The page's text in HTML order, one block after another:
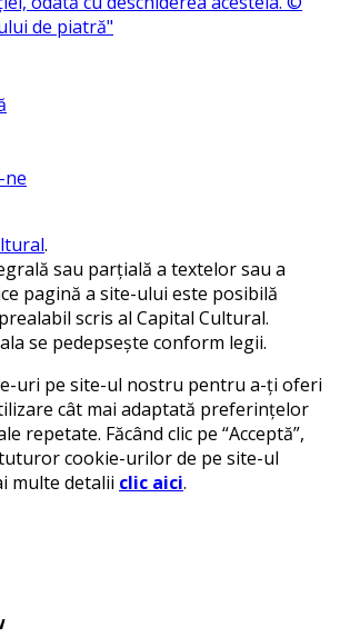
ne
.
sau parțială a textelor sau a
pagină a site-ului este posibilă
scris al Capital Cultural.
se pedepsește conform legii.
uri pe site-ul nostru pentru a-ți oferi
cât mai adaptată preferințelor
repetate. Făcând clic pe “Acceptă”,
cookie-urilor de pe site-ul
multe detalii clic aici.